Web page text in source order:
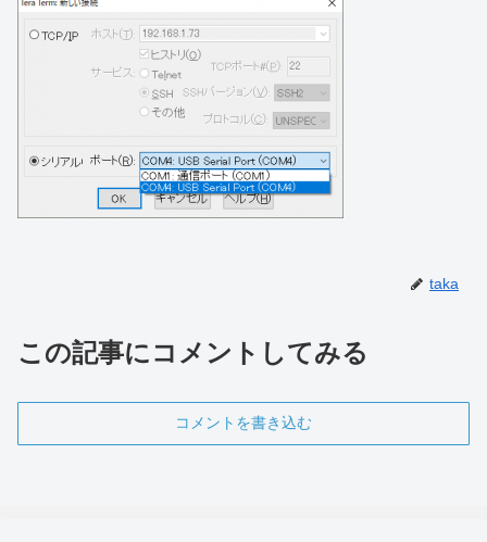
taka
この記事にコメントしてみる
コメントを書き込む